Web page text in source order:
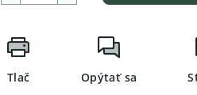
Tlač Opýtať sa